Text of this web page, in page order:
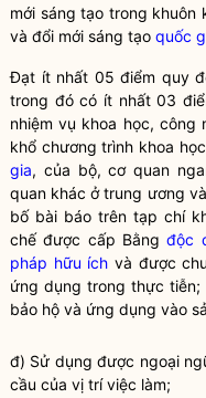
mới sáng tạo trong khuôn
và đổi mới sáng tạo quốc
Đạt ít nhất 05 điểm quy
trong đó có ít nhất 03
nhiệm vụ khoa học, công
khổ chương trình khoa
gia, của bộ, cơ quan
quan khác ở trung ương
bố bài báo trên tạp chí
chế được cấp Bằngđộc
pháp hữu ích và được
ứng dụng trong thực
bảo hộ và ứng dụng vào
đ) Sử dụng được ngoại
cầu của vị trí việc làm;